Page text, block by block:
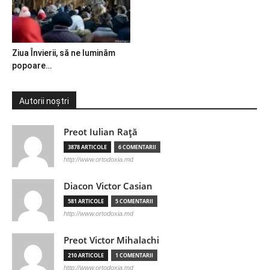
Ziua Învierii, să ne luminăm
popoare…
Autorii noștri
Preot Iulian Raţă
3878 ARTICOLE 6 COMENTARII
http://www.ortodoxia.md
Diacon Victor Casian
581 ARTICOLE 5 COMENTARII
http://www.ortodoxia.md
Preot Victor Mihalachi
210 ARTICOLE 1 COMENTARII
http://www.ortodoxia.md